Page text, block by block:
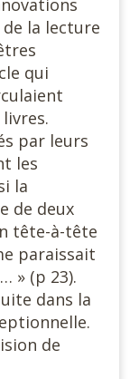
la lecture
qui
par leurs
les
la
de deux
tête-à-tête
paraissait
» (p 23).
dans la
de